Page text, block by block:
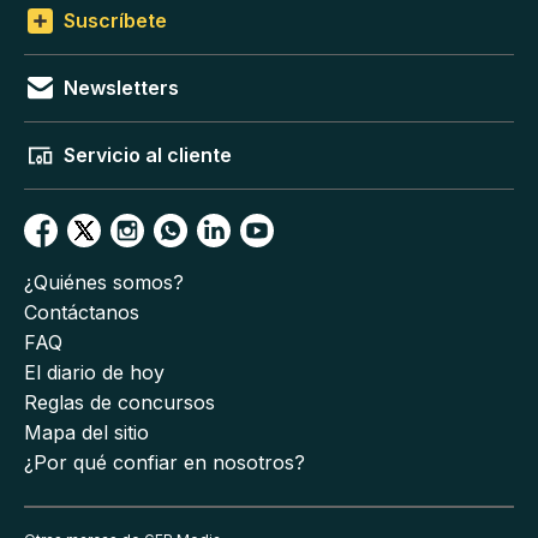
Suscríbete
Newsletters
Servicio al cliente
¿Quiénes somos?
Contáctanos
FAQ
El diario de hoy
Reglas de concursos
Mapa del sitio
¿Por qué confiar en nosotros?